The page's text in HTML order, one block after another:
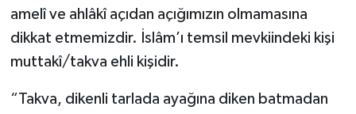
amelî ve ahlâkî açıdan açığımızın olmamasına
dikkat etmemizdir. İslâm’ı temsil mevkiindeki kişi
muttakî/takva ehli kişidir.
“Takva, dikenli tarlada ayağına diken batmadan